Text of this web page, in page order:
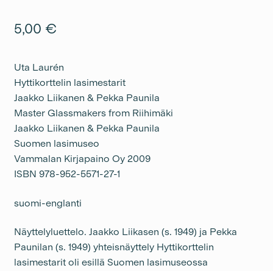
5,00 €
Uta Laurén
Hyttikorttelin lasimestarit
Jaakko Liikanen & Pekka Paunila
Master Glassmakers from Riihimäki
Jaakko Liikanen & Pekka Paunila
Suomen lasimuseo
Vammalan Kirjapaino Oy 2009
ISBN 978-952-5571-27-1
suomi-englanti
Näyttelyluettelo. Jaakko Liikasen (s. 1949) ja Pekka
Paunilan (s. 1949) yhteisnäyttely Hyttikorttelin
lasimestarit oli esillä Suomen lasimuseossa